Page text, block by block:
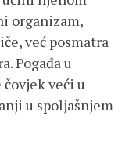
organizam,
već posmatra
Pogađa u
veći u
u spoljašnjem